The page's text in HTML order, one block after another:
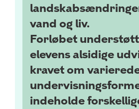
vand og liv.
Forløbet
elevens alsidige
kravet om
indeholde